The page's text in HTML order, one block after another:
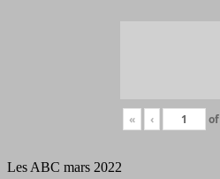
« ‹ of
Les ABC mars 2022